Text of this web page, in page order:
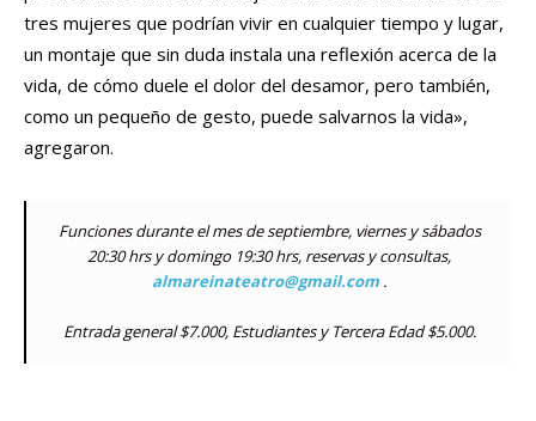
tres mujeres que podrían vivir en cualquier tiempo y lugar,
un montaje que sin duda instala una reflexión acerca de la
vida, de cómo duele el dolor del desamor, pero también,
como un pequeño de gesto, puede salvarnos la vida»,
agregaron.
Funciones durante el mes de septiembre, viernes y sábados
20:30 hrs y domingo 19:30 hrs, reservas y consultas,
almareinateatro@gmail.com .
Entrada general $7.000, Estudiantes y Tercera Edad $5.000.